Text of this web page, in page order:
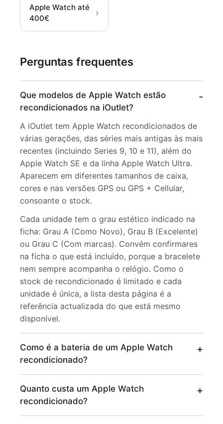
Apple Watch até
400€
›
Perguntas frequentes
Que modelos de Apple Watch estão
recondicionados na iOutlet?
A iOutlet tem Apple Watch recondicionados de
várias gerações, das séries mais antigas às mais
recentes (incluindo Series 9, 10 e 11), além do
Apple Watch SE e da linha Apple Watch Ultra.
Aparecem em diferentes tamanhos de caixa,
cores e nas versões GPS ou GPS + Cellular,
consoante o stock.
Cada unidade tem o grau estético indicado na
ficha: Grau A (Como Novo), Grau B (Excelente)
ou Grau C (Com marcas). Convém confirmares
na ficha o que está incluído, porque a bracelete
nem sempre acompanha o relógio. Como o
stock de recondicionado é limitado e cada
unidade é única, a lista desta página é a
referência actualizada do que está mesmo
disponível.
Como é a bateria de um Apple Watch
recondicionado?
Quanto custa um Apple Watch
recondicionado?